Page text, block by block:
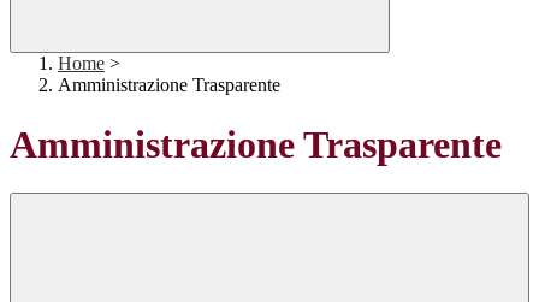
Home >
Amministrazione Trasparente
Amministrazione Trasparente